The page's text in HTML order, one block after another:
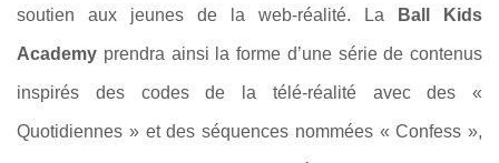
soutien aux jeunes de la web-réalité. La Ball Kids
Academy prendra ainsi la forme d’une série de contenus
inspirés des codes de la télé-réalité avec des «
Quotidiennes » et des séquences nommées « Confess »,